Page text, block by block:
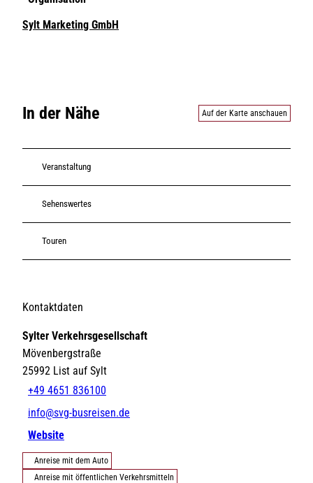
Sylt Marketing GmbH
In der Nähe Auf der Karte anschauen
Veranstaltung
Sehenswertes
Touren
Kontaktdaten
Sylter Verkehrsgesellschaft
Mövenbergstraße
25992 List auf Sylt
+49 4651 836100
info@svg-busreisen.de
Website
Anreise mit dem Auto
Anreise mit öffentlichen Verkehrsmitteln